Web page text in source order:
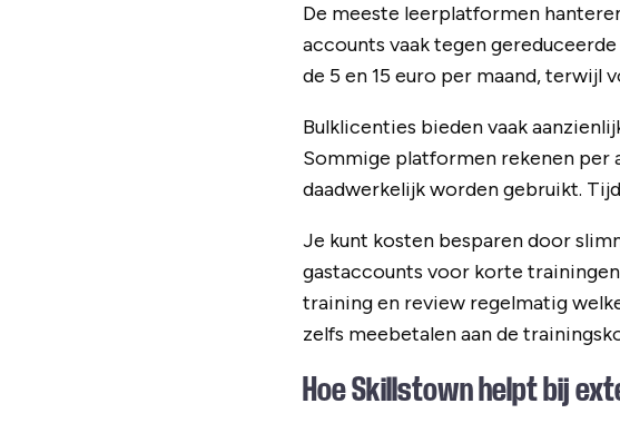
De meeste leerplatformen
accounts vaak tegen
de 5 en 15 euro per maand, terwijl
Bulklicenties bieden vaak
Sommige platformen rekenen per
daadwerkelijk worden gebruikt.
Je kunt kosten besparen door
gastaccounts voor korte
training en review regelmatig
zelfs meebetalen aan de
Hoe Skillstown helpt bij